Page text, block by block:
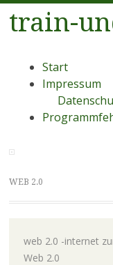
train-
Menü
Zum
Inhalt
Start
Impressum
WEB 2.0
web 2.0 -internet
Web 2.0